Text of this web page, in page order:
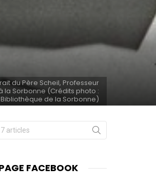
du Père Scheil, Professeur
la Sorbonne (Crédits photo :
Bibliothèque de la Sorbonne)
FACEBOOK